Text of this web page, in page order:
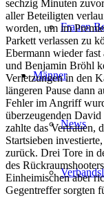
Frauen
Männer
News
sechzig Minuten
aller Beteiligten
worden, um im
Parkett verlassen zu
Ebermann wieder
und Benjamin Bröhl
Verletzungen in den
längeren Pause dann
Fehler im Angriff
überzeugenden
zahlte das Vertrauen,
Startsieben
zurück. Drei Tore in
des
Einheimischen aber
Gegentreffer sorgten